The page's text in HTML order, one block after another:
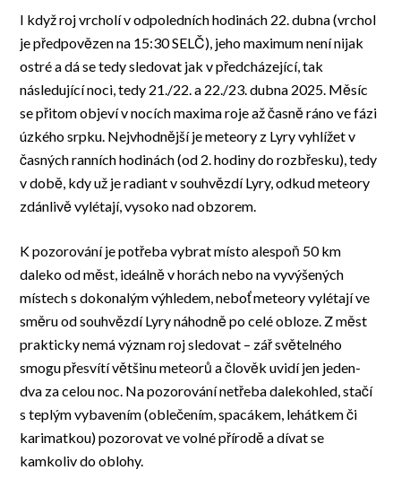
I když roj vrcholí v odpoledních hodinách 22. dubna (vrchol
je předpovězen na 15:30 SELČ), jeho maximum není nijak
ostré a dá se tedy sledovat jak v předcházející, tak
následující noci, tedy 21./22. a 22./23. dubna 2025. Měsíc
se přitom objeví v nocích maxima roje až časně ráno ve fázi
úzkého srpku. Nejvhodnější je meteory z Lyry vyhlížet v
časných ranních hodinách (od 2. hodiny do rozbřesku), tedy
v době, kdy už je radiant v souhvězdí Lyry, odkud meteory
zdánlivě vylétají, vysoko nad obzorem.
K pozorování je potřeba vybrat místo alespoň 50 km
daleko od měst, ideálně v horách nebo na vyvýšených
místech s dokonalým výhledem, neboť meteory vylétají ve
směru od souhvězdí Lyry náhodně po celé obloze. Z měst
prakticky nemá význam roj sledovat – zář světelného
smogu přesvítí většinu meteorů a člověk uvidí jen jeden-
dva za celou noc. Na pozorování netřeba dalekohled, stačí
s teplým vybavením (oblečením, spacákem, lehátkem či
karimatkou) pozorovat ve volné přírodě a dívat se
kamkoliv do oblohy.